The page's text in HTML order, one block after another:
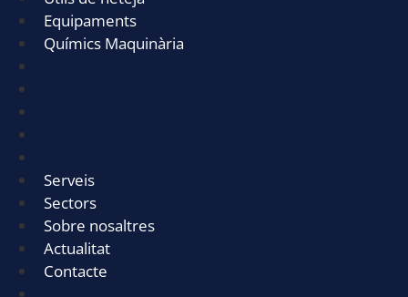
Equipaments
Químics Maquinària
Serveis
Sectors
Sobre nosaltres
Actualitat
Contacte